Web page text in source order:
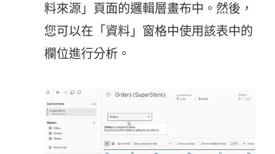
料來源」頁面的邏輯層畫布中。然後，
您可以在「資料」窗格中使用該表中的
欄位進行分析。